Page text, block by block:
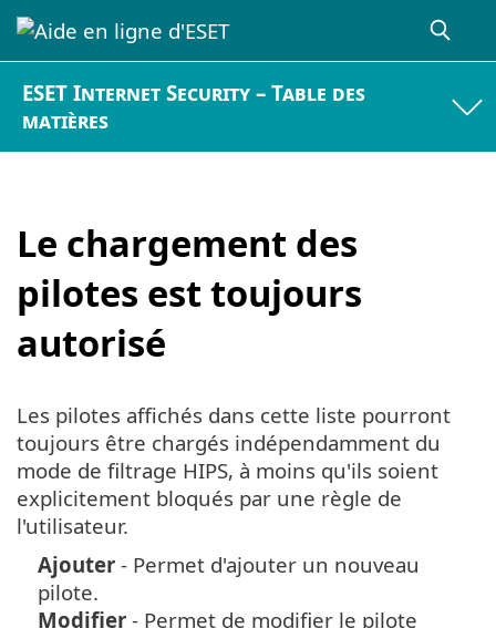
ESET Internet Security – Table des
matières
Le chargement des
pilotes est toujours
autorisé
Les pilotes affichés dans cette liste pourront
toujours être chargés indépendamment du
mode de filtrage HIPS, à moins qu'ils soient
explicitement bloqués par une règle de
l'utilisateur.
Ajouter - Permet d'ajouter un nouveau
pilote.
Modifier - Permet de modifier le pilote